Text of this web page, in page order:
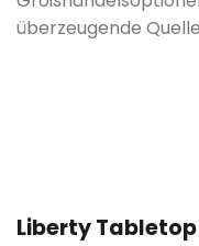
überzeugende
Liberty Tabletop